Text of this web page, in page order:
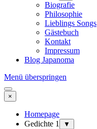
Biografie
Philosophie
Lieblings Songs
Gästebuch
Kontakt
Impressum
Blog Japanoma
Menü überspringen
×
Homepage
Gedichte 1
▼